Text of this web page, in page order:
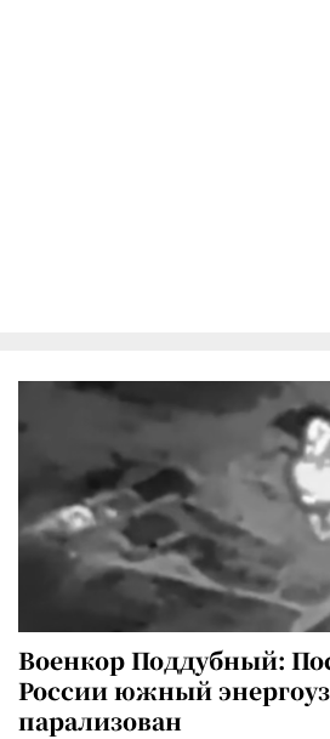
Военкор Поддубный:
России южный
парализован